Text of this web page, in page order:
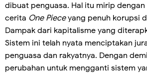
dibuat penguasa. Hal itu mirip
cerita One Pieceyang penuh korupsi
Dampak dari kapitalisme yang
Sistem ini telah nyata menciptakan
penguasa dan rakyatnya. Dengan
perubahan untuk mengganti sistem